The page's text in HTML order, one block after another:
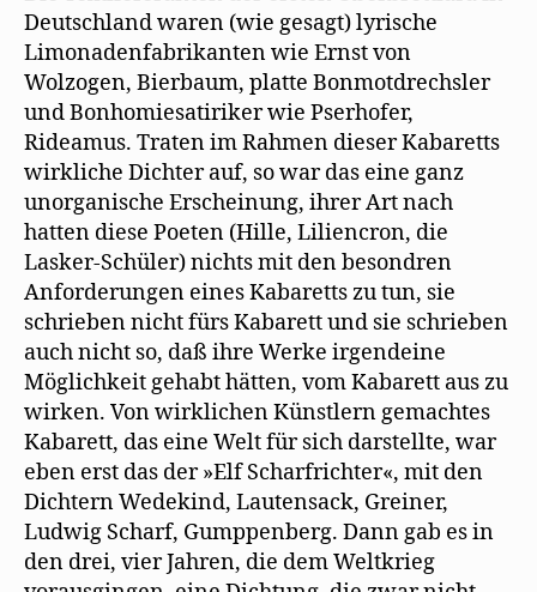
stellt
Kabarettdichter
und
vor
Deutschland waren (wie gesagt) lyrische
Limonadenfabrikanten wie Ernst von
Wolzogen, Bierbaum, platte Bonmotdrechsler
und Bonhomiesatiriker wie Pserhofer,
Rideamus. Traten im Rahmen dieser Kabaretts
wirkliche Dichter auf, so war das eine ganz
unorganische Erscheinung, ihrer Art nach
hatten diese Poeten (Hille, Liliencron, die
Lasker-Schüler) nichts mit den besondren
Anforderungen eines Kabaretts zu tun, sie
schrieben nicht fürs Kabarett und sie schrieben
auch nicht so, daß ihre Werke irgendeine
Möglichkeit gehabt hätten, vom Kabarett aus zu
wirken. Von wirklichen Künstlern gemachtes
Kabarett, das eine Welt für sich darstellte, war
eben erst das der »Elf Scharfrichter«, mit den
Dichtern Wedekind, Lautensack, Greiner,
Ludwig Scharf, Gumppenberg. Dann gab es in
den drei, vier Jahren, die dem Weltkrieg